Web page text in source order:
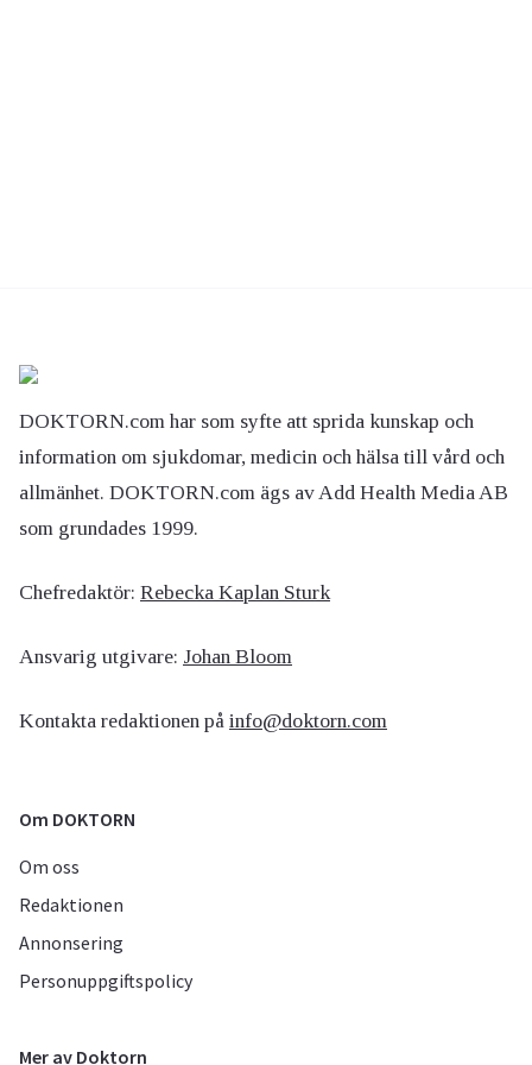
DOKTORN.com har som syfte att sprida kunskap och
information om sjukdomar, medicin och hälsa till vård och
allmänhet. DOKTORN.com ägs av Add Health Media AB
som grundades 1999.
Chefredaktör: Rebecka Kaplan Sturk
Ansvarig utgivare: Johan Bloom
Kontakta redaktionen på info@doktorn.com
Om DOKTORN
Om oss
Redaktionen
Annonsering
Personuppgiftspolicy
Mer av Doktorn